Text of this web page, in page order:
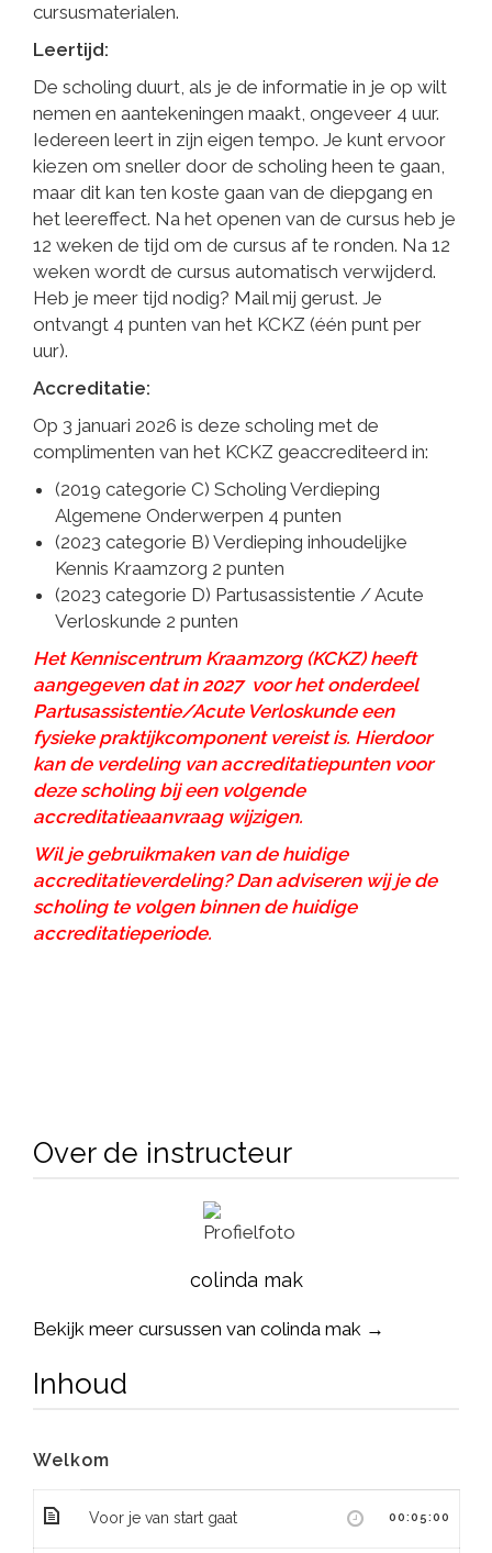
cursusmaterialen.
Leertijd:
De scholing duurt, als je de informatie in je op wilt
nemen en aantekeningen maakt, ongeveer 4 uur.
Iedereen leert in zijn eigen tempo. Je kunt ervoor
kiezen om sneller door de scholing heen te gaan,
maar dit kan ten koste gaan van de diepgang en
het leereffect. Na het openen van de cursus heb je
12 weken de tijd om de cursus af te ronden. Na 12
weken wordt de cursus automatisch verwijderd.
Heb je meer tijd nodig? Mail mij gerust. Je
ontvangt 4 punten van het KCKZ (één punt per
uur).
Accreditatie:
Op 3 januari 2026 is deze scholing met de
complimenten van het KCKZ geaccrediteerd in:
(2019 categorie C) Scholing Verdieping
Algemene Onderwerpen 4 punten
(2023 categorie B) Verdieping inhoudelijke
Kennis Kraamzorg 2 punten
(2023 categorie D) Partusassistentie / Acute
Verloskunde 2 punten
Het Kenniscentrum Kraamzorg (KCKZ) heeft
aangegeven dat in 2027 voor het onderdeel
Partusassistentie/Acute Verloskunde een
fysieke praktijkcomponent vereist is. Hierdoor
kan de verdeling van accreditatiepunten voor
deze scholing bij een volgende
accreditatieaanvraag wijzigen.
Wil je gebruikmaken van de huidige
accreditatieverdeling? Dan adviseren wij je de
scholing te volgen binnen de huidige
accreditatieperiode.
Over de instructeur
colinda mak
Bekijk meer cursussen van colinda mak →
Inhoud
Welkom
Voor je van start gaat 00:05:00